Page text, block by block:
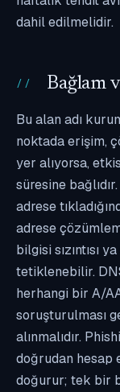
dahil edilmelidir.
Bağlam
Bu alan adı
noktada erişim,
yer alıyorsa,
süresine
adrese
adrese
bilgisi sızıntısı
tetiklenebilir.
herhangi bir A/
soruşturulması
alınmalıdır.
doğrudan hesap
doğurur; tek bir